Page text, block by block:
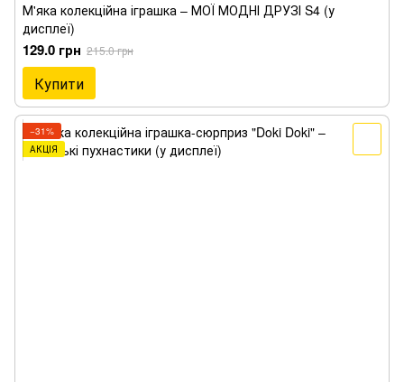
М'яка колекційна іграшка – МОЇ МОДНІ ДРУЗІ S4 (у
дисплеї)
129.0 грн 215.0 грн
Купити
−31%
АКЦІЯ